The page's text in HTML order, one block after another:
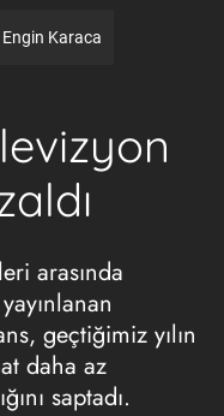
Karaca
arasında
geçtiğimiz yılın
daha az
saptadı.